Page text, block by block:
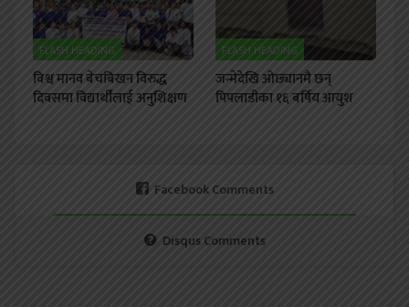
FLASH HEADING
विश्व मानव बेचबिखन विरुद्ध
दिवसमा विद्यार्थीलाई अनुशिक्षण
FLASH HEADING
जन्मेदेखि ओछ्यानमै छन्
पिपलाडीका १६ बर्षिय आयुश
Facebook Comments
Disqus Comments